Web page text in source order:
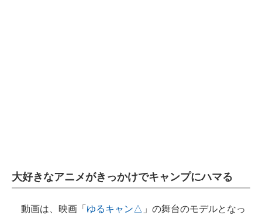
大好きなアニメがきっかけでキャンプにハマる
動画は、映画「 ゆるキャン△ 」の舞台のモデルとなっ